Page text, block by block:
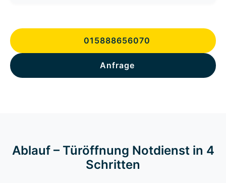
015888656070
Anfrage
Ablauf – Türöffnung Notdienst in 4
Schritten